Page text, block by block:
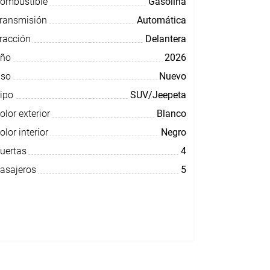
Automática
Delantera
2026
Nuevo
SUV/Jeepeta
exterior
Blanco
interior
Negro
4
5